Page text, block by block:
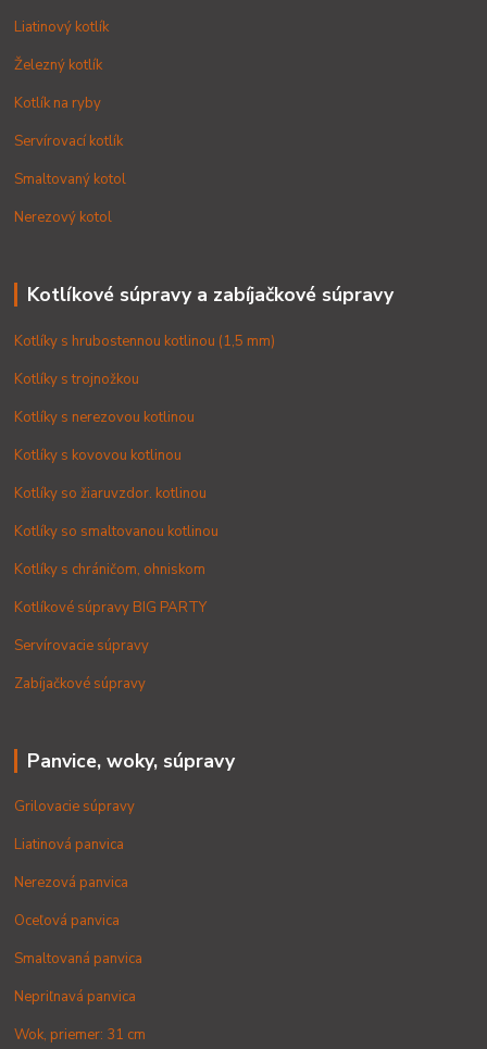
Liatinový kotlík
Železný kotlík
Kotlík na ryby
Servírovací kotlík
Smaltovaný kotol
Nerezový kotol
Kotlíkové súpravy a zabíjačkové súpravy
Kotlíky s hrubostennou kotlinou (1,5 mm)
Kotlíky s trojnožkou
Kotlíky s nerezovou kotlinou
Kotlíky s kovovou kotlinou
Kotlíky so žiaruvzdor. kotlinou
Kotlíky so smaltovanou kotlinou
Kotlíky s chráničom, ohniskom
Kotlíkové súpravy BIG PARTY
Servírovacie súpravy
Zabíjačkové súpravy
Panvice, woky, súpravy
Grilovacie súpravy
Liatinová panvica
Nerezová panvica
Oceľová panvica
Smaltovaná panvica
Nepriľnavá panvica
Wok, priemer: 31 cm